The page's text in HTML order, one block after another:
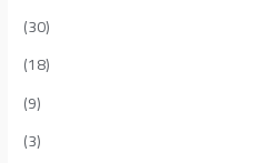
(30)
(18)
(9)
(3)